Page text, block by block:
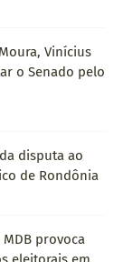
Vinícius
o Senado pelo
disputa ao
de Rondônia
provoca